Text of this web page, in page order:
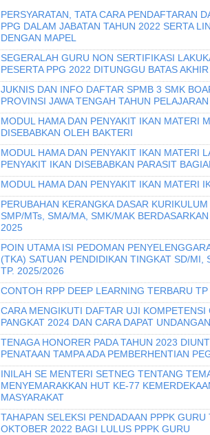
PERSYARATAN, TATA CARA PENDAFTARAN
PPG DALAM JABATAN TAHUN 2022 SERTA
DENGAN MAPEL
SEGERALAH GURU NON SERTIFIKASI
PESERTA PPG 2022 DITUNGGU BATAS
JUKNIS DAN INFO DAFTAR SPMB 3 SMK
PROVINSI JAWA TENGAH TAHUN
MODUL HAMA DAN PENYAKIT IKAN MATERI
DISEBABKAN OLEH BAKTERI
MODUL HAMA DAN PENYAKIT IKAN MATERI
PENYAKIT IKAN DISEBABKAN PARASIT
MODUL HAMA DAN PENYAKIT IKAN MATERI
PERUBAHAN KERANGKA DASAR
SMP/MTs, SMA/MA, SMK/MAK
2025
POIN UTAMA ISI PEDOMAN
(TKA) SATUAN PENDIDIKAN TINGKAT SD/MI,
TP. 2025/2026
CONTOH RPP DEEP LEARNING TERBARU
CARA MENGIKUTI DAFTAR UJI
PANGKAT 2024 DAN CARA DAPAT
TENAGA HONORER PADA TAHUN 2023
PENATAAN TAMPA ADA PEMBERHENTIAN
INILAH SE MENTERI SETNEG TENTANG
MENYEMARAKKAN HUT KE-77
MASYARAKAT
TAHAPAN SELEKSI PENDADAAN PPPK
OKTOBER 2022 BAGI LULUS PPPK GURU